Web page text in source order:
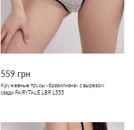
559 грн
Кружевные трусы «бразилиана» с вырезом
сзади FAIRYTALE LBR 1555